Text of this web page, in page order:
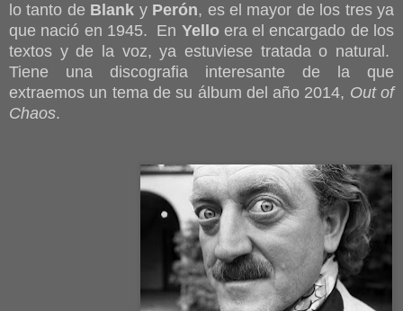
lo tanto de Blank y Perón, es el mayor de los tres ya
que nació en 1945. En Yelloera el encargado de los
textos y de la voz, ya estuviese tratada o natural.
Tiene una discografia interesante de la que
extraemos un tema de su álbum del año 2014, Out of
Chaos.